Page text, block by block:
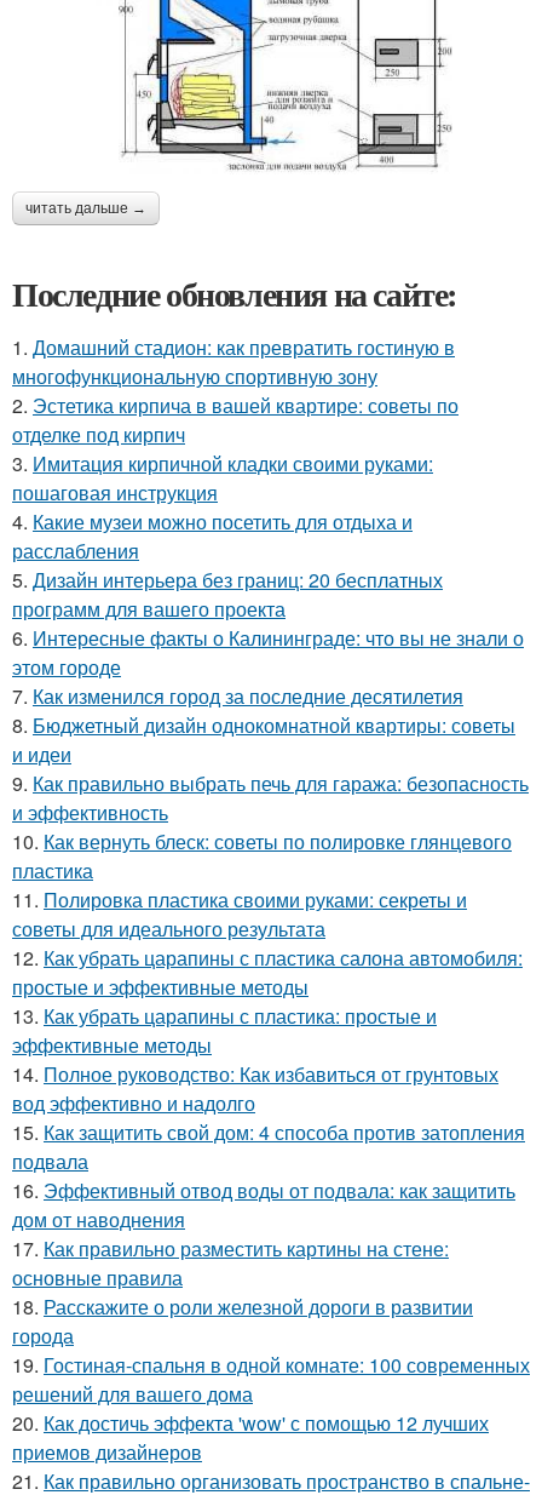
читать дальше →
Последние обновления на сайте:
1. Домашний стадион: как превратить гостиную в
многофункциональную спортивную зону
2. Эстетика кирпича в вашей квартире: советы по
отделке под кирпич
3. Имитация кирпичной кладки своими руками:
пошаговая инструкция
4. Какие музеи можно посетить для отдыха и
расслабления
5. Дизайн интерьера без границ: 20 бесплатных
программ для вашего проекта
6. Интересные факты о Калининграде: что вы не знали о
этом городе
7. Как изменился город за последние десятилетия
8. Бюджетный дизайн однокомнатной квартиры: советы
и идеи
9. Как правильно выбрать печь для гаража: безопасность
и эффективность
10. Как вернуть блеск: советы по полировке глянцевого
пластика
11. Полировка пластика своими руками: секреты и
советы для идеального результата
12. Как убрать царапины с пластика салона автомобиля:
простые и эффективные методы
13. Как убрать царапины с пластика: простые и
эффективные методы
14. Полное руководство: Как избавиться от грунтовых
вод эффективно и надолго
15. Как защитить свой дом: 4 способа против затопления
подвала
16. Эффективный отвод воды от подвала: как защитить
дом от наводнения
17. Как правильно разместить картины на стене:
основные правила
18. Расскажите о роли железной дороги в развитии
города
19. Гостиная-спальня в одной комнате: 100 современных
решений для вашего дома
20. Как достичь эффекта 'wow' с помощью 12 лучших
приемов дизайнеров
21. Как правильно организовать пространство в спальне-